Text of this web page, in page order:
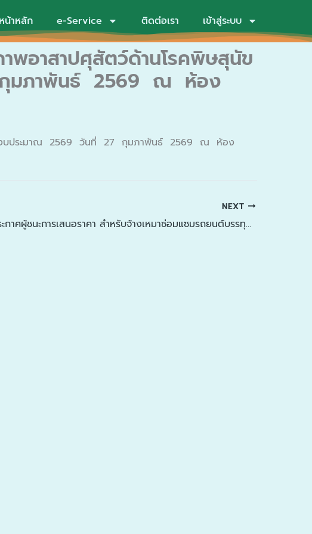
หน้าหลัก
e-Service ติดต่อเรา เข้าสู่ระบบ
พอาสาปศุสัตว์ด้านโรคพิษสุนัข
กุมภาพันธ์ 2569 ณ ห้อง
ผ่ ปีงบประมาณ 2569 วันที่ 27 กุมภาพันธ์ 2569 ณ ห้อง
NEXT
ประกาศผู้ชนะการเสนอราคา สำหรับจ้างเหมาซ่อมแซมรถยนต์บรรทุกน้ำอเนกประสงค์ 82-8369